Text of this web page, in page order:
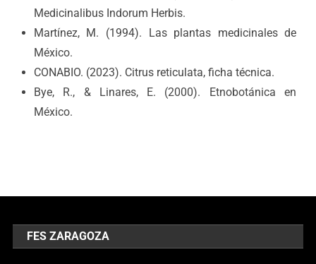
Medicinalibus Indorum Herbis.
Martínez, M. (1994). Las plantas medicinales de
México.
CONABIO. (2023). Citrus reticulata, ficha técnica.
Bye, R., & Linares, E. (2000). Etnobotánica en
México.
FES ZARAGOZA